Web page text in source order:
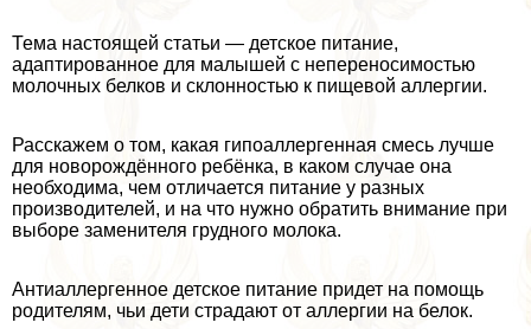
Тема настоящей статьи — детское питание,
адаптированное для малышей с непереносимостью
молочных белков и склонностью к пищевой аллергии.
Расскажем о том, какая гипоаллергенная смесь лучше
для новорождённого ребёнка, в каком случае она
необходима, чем отличается питание у разных
производителей, и на что нужно обратить внимание при
выборе заменителя грудного молока.
Антиаллергенное детское питание придет на помощь
родителям, чьи дети страдают от аллергии на белок.